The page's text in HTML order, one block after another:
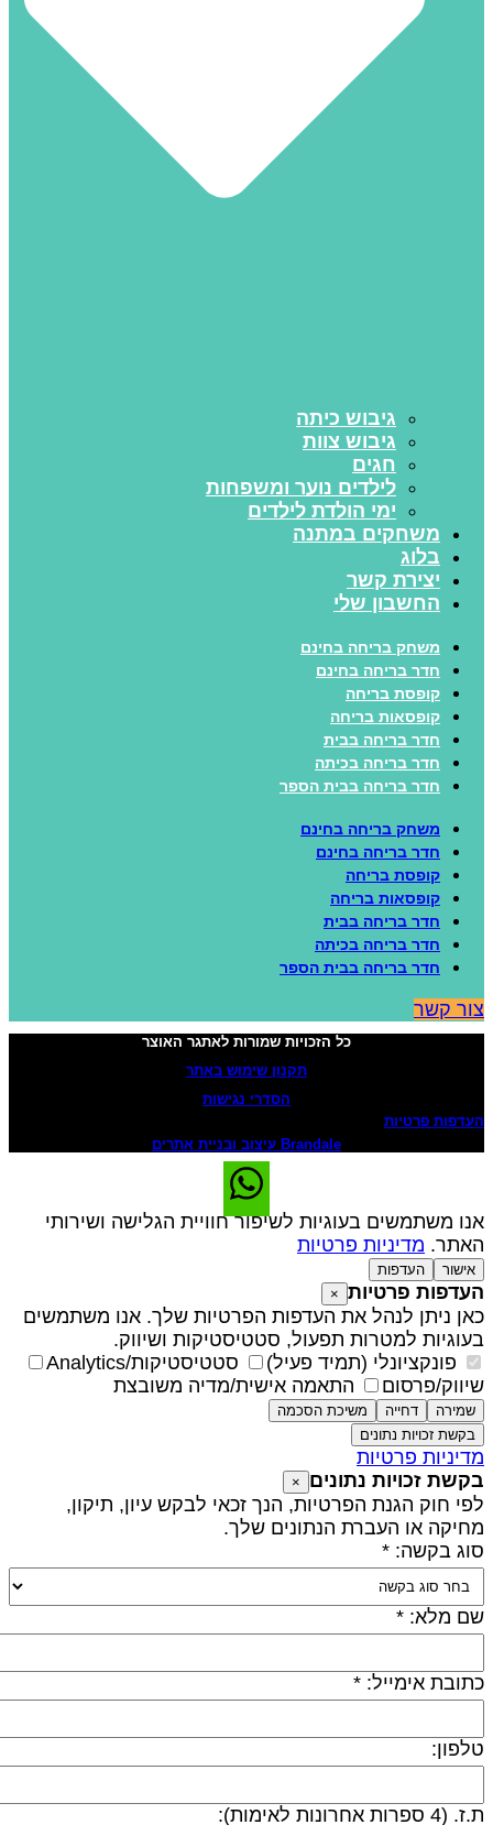
גיבוש כיתה
גיבוש צוות
חגים
לילדים נוער ומשפחות
ימי הולדת לילדים
משחקים במתנה
בלוג
יצירת קשר
החשבון שלי
משחק בריחה בחינם
חדר בריחה בחינם
קופסת בריחה
קופסאות בריחה
חדר בריחה בבית
חדר בריחה בכיתה
חדר בריחה בבית הספר
משחק בריחה בחינם
חדר בריחה בחינם
קופסת בריחה
קופסאות בריחה
חדר בריחה בבית
חדר בריחה בכיתה
חדר בריחה בבית הספר
קשר
כל הזכויות שמורות לאתגר האוצר
תקנון שימוש באתר
הסדרי נגישות
פרטיות
Brandale עיצוב ובניית אתרים
משתמשים בעוגיות לשיפור חוויית הגלישה ושירותי
מדיניות פרטיות
אישור העדפות
פרטיות ×
ניתן לנהל את העדפות הפרטיות שלך. אנו משתמשים
למטרות תפעול, סטטיסטיקות ושיווק.
פונקציונלי (תמיד פעיל)
סטטיסטיקות/Analytics
פרסום
התאמה אישית/מדיה משובצת
שמירה דחייה
משיכת הסכמה
בקשת זכויות נתונים
פרטיות
זכויות נתונים
חוק הגנת הפרטיות, הנך זכאי לבקש עיון, תיקון,
או העברת הנתונים שלך.
בקשה: *
מלא: *
אימייל: *
ספרות אחרונות לאימות):